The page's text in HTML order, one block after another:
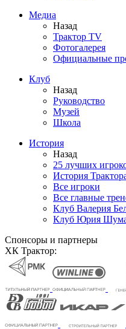
Медиа
Назад
Трактор TV
Фотогалерея
Официальные
Клуб
Назад
Руководство
Музей
Школа
История
Назад
25 лучших
История
Все игроки
Все главные
Клуб Валерия
Клуб Юрия
Спонсоры и партнеры
ХК Трактор: